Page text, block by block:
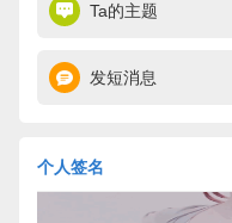
Ta的主题
发短消息
个人签名